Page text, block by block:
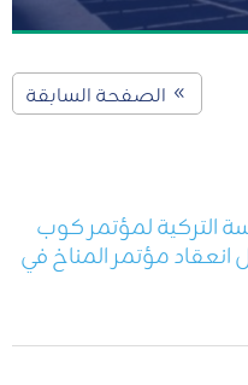
الصفحة السابقة
التركية لمؤتمر كوب
انعقاد مؤتمر المناخ في